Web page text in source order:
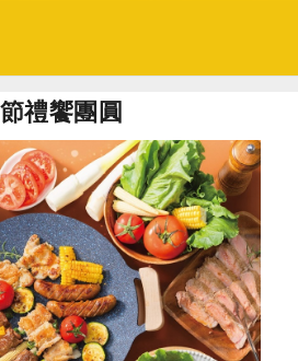
設置食農廊道，掛上說明牌；隨著
禮饗團圓